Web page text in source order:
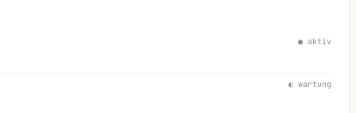
● aktiv
◐ wartung